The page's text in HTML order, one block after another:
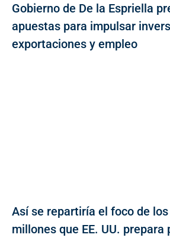
Gobierno de De la Espriella
apuestas para impulsar
exportaciones y empleo
Así se repartiría el foco de
millones que EE. UU. prepara